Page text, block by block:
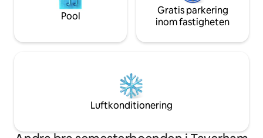
Pool
Gratis parkering
inom fastigheten
Luftkonditionering